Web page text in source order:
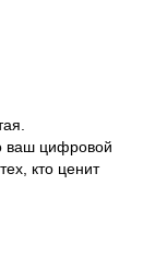
ваш цифровой
кто ценит